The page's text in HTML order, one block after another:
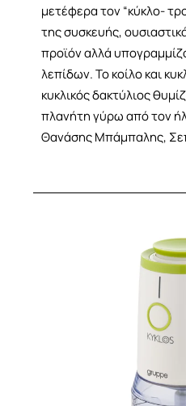
μετέφερα τον “κύκλο-
της συσκευής,
προϊόν αλλά
λεπίδων. Το κοίλο και
κυκλικός δακτύλιος
πλανήτη γύρω από τον
Θανάσης Μπάμπαλης,